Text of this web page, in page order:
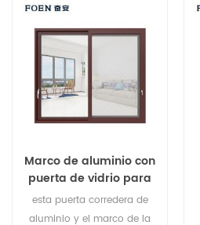
y seguridad antirrobo es
excelente. Variedad de tipos
diferentes necesidades
arquitectónicas.
Marco de aluminio con
puerta de vidrio para
baño interno.
esta puerta corredera de
aluminio y el marco de la